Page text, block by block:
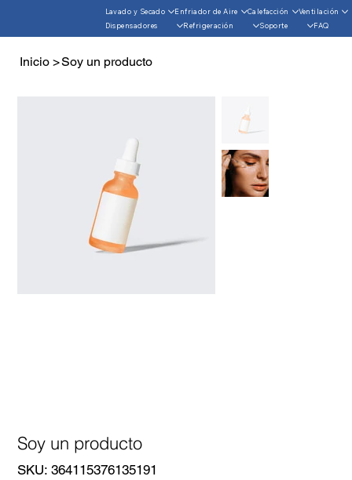
Lavado y Secado Enfriador de Aire Calefacción
Ventilación
Dispensadores
Refrigeración Soporte FAQ
Inicio >Soy un producto
Soy un producto
SKU: SKU
364115376135191
364115376135191